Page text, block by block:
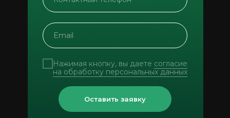
Нажимая кнопку, вы даете согласие
на обработку персональных данных
Оставить заявку